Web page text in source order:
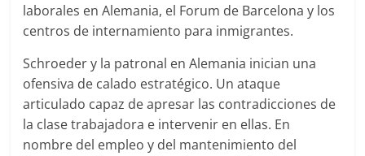
laborales en Alemania, el Forum de Barcelona y los
centros de internamiento para inmigrantes.
Schroeder y la patronal en Alemania inician una
ofensiva de calado estratégico. Un ataque
articulado capaz de apresar las contradicciones de
la clase trabajadora e intervenir en ellas. En
nombre del empleo y del mantenimiento del